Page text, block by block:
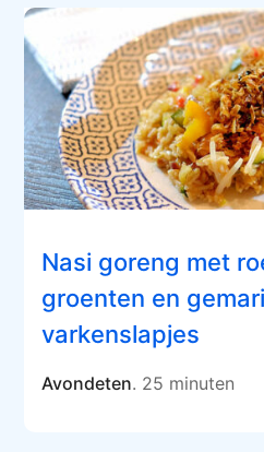
Nasi goreng met
groenten en
varkenslapjes
Avondeten. 25 minuten